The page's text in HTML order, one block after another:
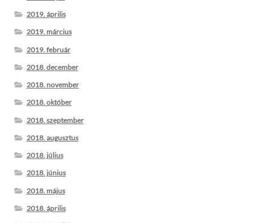
2019. április
2019. március
2019. február
2018. december
2018. november
2018. október
2018. szeptember
2018. augusztus
2018. július
2018. június
2018. május
2018. április